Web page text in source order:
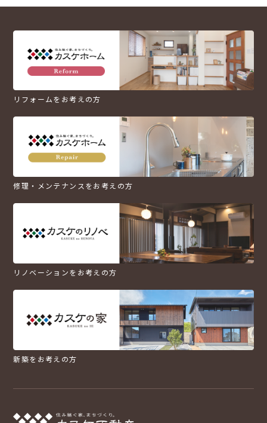
リフォームをお考えの方
修理・メンテナンスをお考えの方
リノベーションをお考えの方
新築をお考えの方